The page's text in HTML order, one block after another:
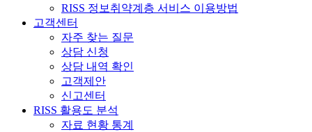
RISS 정보취약계층 서비스 이용방법
고객센터
자주 찾는 질문
상담 신청
상담 내역 확인
고객제안
신고센터
RISS 활용도 분석
자료 현황 통계